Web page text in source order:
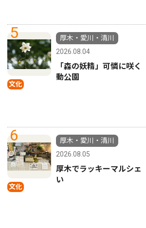
5
文化
厚木・愛川・清川
2026.08.04
「森の妖精」可憐に咲
動公園
6
文化
厚木・愛川・清川
2026.08.05
厚木でラッキーマルシ
い